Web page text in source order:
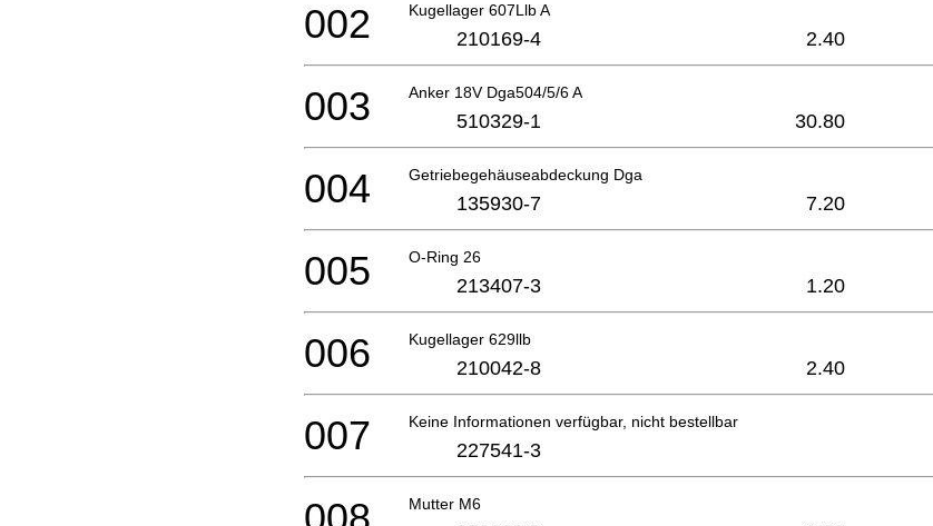
Kugellager 607Llb A
002 210169-4 2.40
Anker 18V Dga504/5/6 A
003 510329-1 30.80
Getriebegehäuseabdeckung Dga
004 135930-7 7.20
O-Ring 26
005 213407-3 1.20
Kugellager 629llb
006 210042-8 2.40
Keine Informationen verfügbar, nicht bestellbar
007 227541-3
Mutter M6